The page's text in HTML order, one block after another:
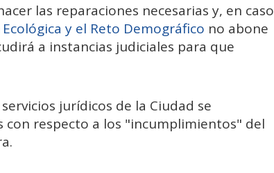
las reparaciones necesarias y, en caso
y el Reto Demográfico no abone
a instancias judiciales para que
jurídicos de la Ciudad se
respecto a los "incumplimientos" del